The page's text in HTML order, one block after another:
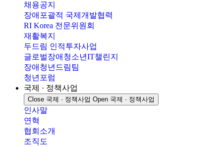
채용공지
장애포괄적 국제개발협력
RI Korea 전문위원회
재활복지
두드림 인적투자사업
글로벌장애청소년IT챌린지
장애청년드림팀
청년포럼
국제 · 정책사업
Close 국제 · 정책사업 Open 국제 · 정책사업
인사말
연혁
협회소개
조직도